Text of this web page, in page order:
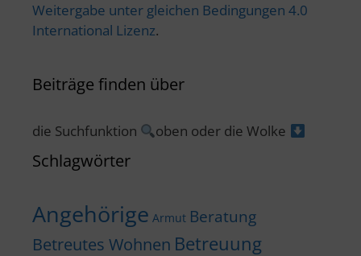
Weitergabe unter gleichen Bedingungen 4.0
International Lizenz.
Beiträge finden über
die Suchfunktion oben oder die Wolke
Schlagwörter
Angehörige Armut Beratung
Betreutes Wohnen Betreuung